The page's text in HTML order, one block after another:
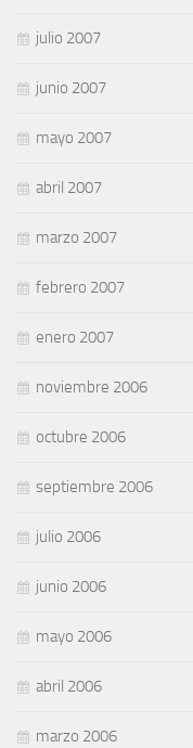
julio 2007
junio 2007
mayo 2007
abril 2007
marzo 2007
febrero 2007
enero 2007
noviembre 2006
octubre 2006
septiembre 2006
julio 2006
junio 2006
mayo 2006
abril 2006
marzo 2006